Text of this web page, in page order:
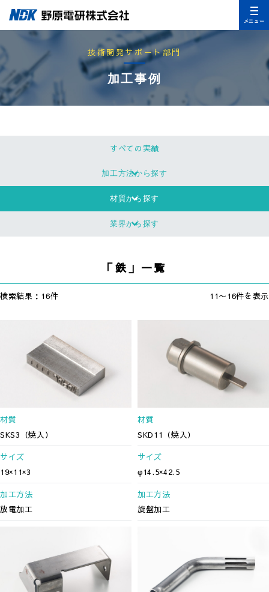
メニュー
技術開発サポート部門
加工事例
すべての実績
加工方法から探す
材質から探す
業界から探す
「鉄」一覧
検索結果：16件 11〜16件を表示
材質
SKS3（焼入）
サイズ
19×11×3
加工方法
放電加工
材質
SKD11（焼入）
サイズ
φ14.5×42.5
加工方法
旋盤加工